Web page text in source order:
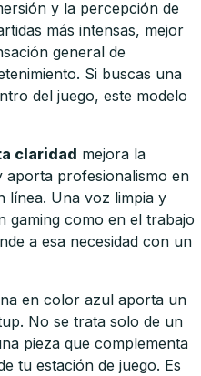
y la percepción de
más intensas, mejor
general de
Si buscas una
del juego, este modelo
claridad mejora la
profesionalismo en
línea. Una voz limpia y
gaming como en el trabajo
a esa necesidad con un
en color azul aporta un
No se trata solo de un
pieza que complementa
tu estación de juego. Es